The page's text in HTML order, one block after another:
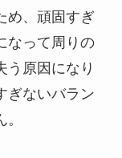
め、頑固すぎ
なって周りの
う原因になり
ぎないバラン